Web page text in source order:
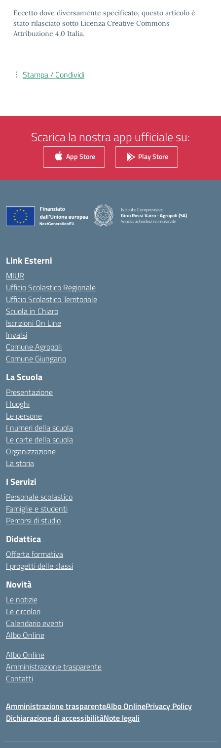
Eccetto dove diversamente specificato, questo articolo è
stato rilasciato sotto Licenza Creative Commons
Attribuzione 4.0 Italia.
Stampa / Condividi
Scarica la nostra app ufficiale su:
App Store Play Store
Istituto Comprensivo
Gino Rossi Vairo - Agropoli (SA)
Scuola ad indirizzo musicale
Link Esterni
MIUR
Ufficio Scolastico Regionale
Ufficio Scolastico Territoriale
Scuola in Chiaro
Iscrizioni On Line
Invalsi
Comune Agropoli
Comune Giungano
La Scuola
Presentazione
I luoghi
Le persone
I numeri della scuola
Le carte della scuola
Organizzazione
La storia
I Servizi
Personale scolastico
Famiglie e studenti
Percorsi di studio
Didattica
Offerta formativa
I progetti delle classi
Novità
Le notizie
Le circolari
Calendario eventi
Albo Online
Albo Online
Amministrazione trasparente
Contatti
Amministrazione trasparenteAlbo OnlinePrivacy Policy
Dichiarazione di accessibilitàNote legali